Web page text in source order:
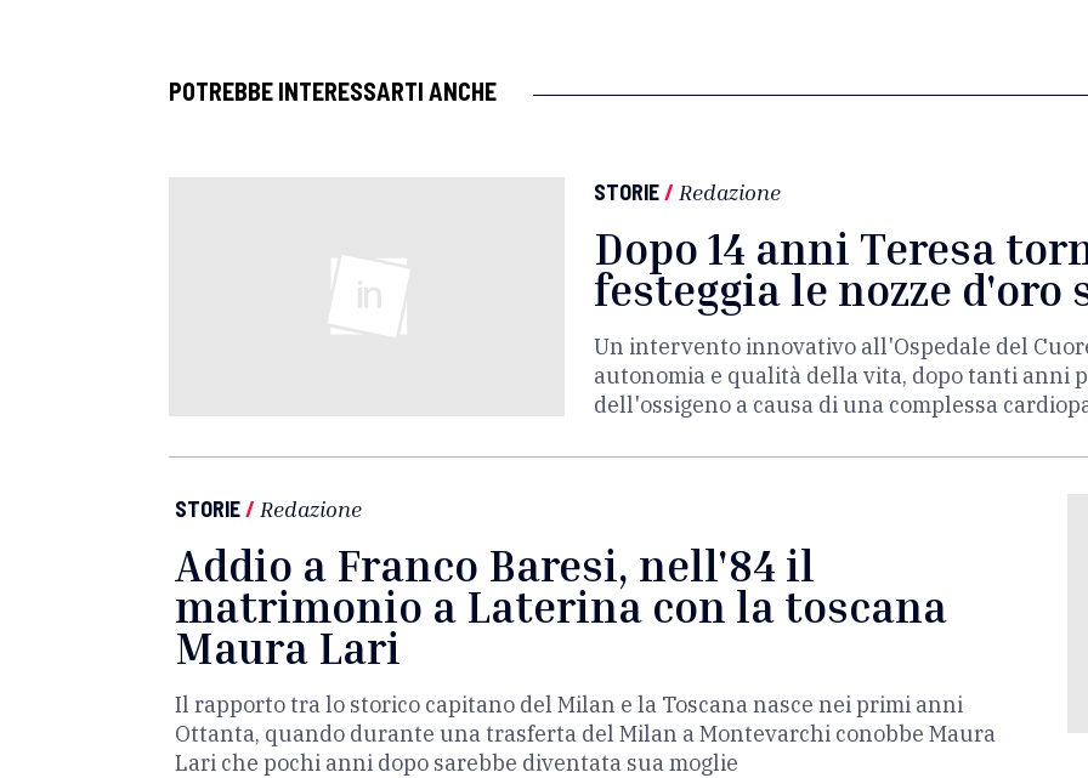
POTREBBE INTERESSARTI ANCHE
STORIE/ Redazione
Dopo 14 anni Teresa
festeggia le nozze d'oro
Un intervento innovativo all'Ospedale del
autonomia e qualità della vita, dopo tanti anni
dell'ossigeno a causa di una complessa
STORIE/ Redazione
Addio a Franco Baresi, nell'84 il
matrimonio a Laterina con la toscana
Maura Lari
Il rapporto tra lo storico capitano del Milan e la Toscana nasce nei primi anni
Ottanta, quando durante una trasferta del Milan a Montevarchi conobbe Maura
Lari che pochi anni dopo sarebbe diventata sua moglie